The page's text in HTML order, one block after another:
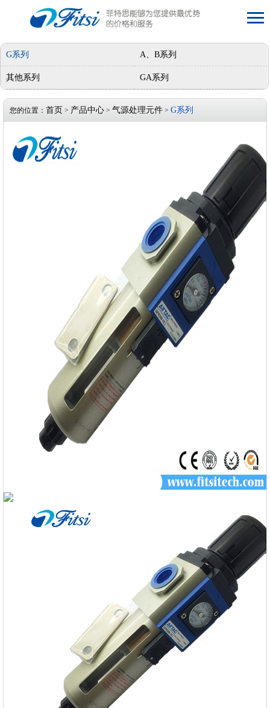
G系列 A、B系列
其他系列 GA系列
您的位置： 首页 > 产品中心 > 气源处理元件 > G系列